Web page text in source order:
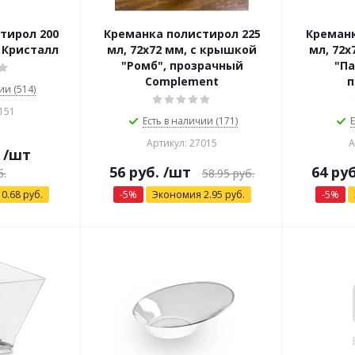
200
(514)
/шт
0.68руб.
Креманка полистирол 225
мл, 72х72 мм, с крышкой
"Ромб", прозрачный
Complement
Есть в наличии (171)
Артикул: 27015
56 руб. /шт 58.95руб.
-5% Экономия 2.95 руб.
мл,
64
-5%